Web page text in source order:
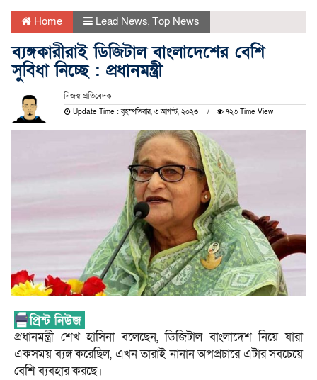
Home Lead News, Top News
ব্যঙ্গকারীরাই ডিজিটাল বাংলাদেশের বেশি
সুবিধা নিচ্ছে : প্রধানমন্ত্রী
নিজস্ব প্রতিবেদক
Update Time : বৃহস্পতিবার, ৩ আগস্ট, ২০২৩ ৭২৩ Time View
প্রধানমন্ত্রী শেখ হাসিনা বলেছেন, ডিজিটাল বাংলাদেশ নিয়ে যারা
একসময় ব্যঙ্গ করেছিল, এখন তারাই নানান অপপ্রচারে এটার সবচেয়ে
বেশি ব্যবহার করছে।